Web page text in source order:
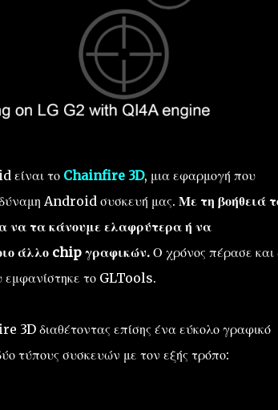
είναι το Chainfire 3D, μια εφαρμογή που
Android συσκευή μας. Με τη βοήθειά
να τα κάνουμε ελαφρύτερα ή να
άλλο chip γραφικών.Ο χρόνος πέρασε και
εμφανίστηκε το GLTools.
3D διαθέτοντας επίσης ένα εύκολο γραφικό
τύπους συσκευών με τον εξής τρόπο: